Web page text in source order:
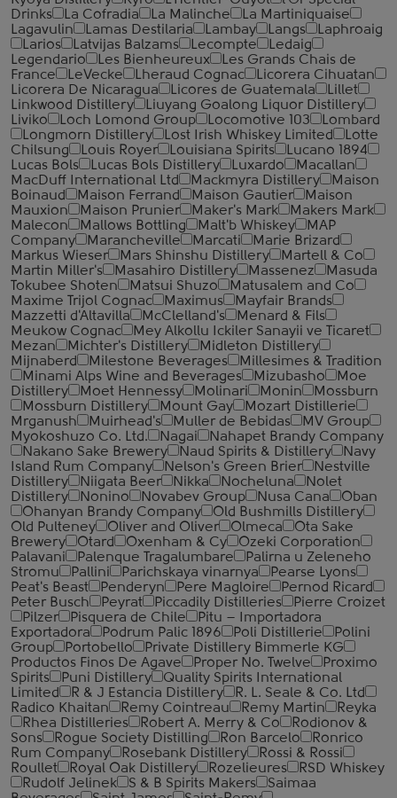
Drinks
La Cofradia La Malinche
La Martiniquaise
Lagavulin
Lamas Destilaria Lambay Langs
Laphroaig
Larios
Latvijas Balzams Lecompte
Ledaig
Legendario
Les Bienheureux
Les Grands Chais de
France
LeVecke Lheraud Cognac
Licorera Cihuatan
Licorera De Nicaragua
Licores de Guatemala
Lillet
Linkwood Distillery
Liuyang Goalong Liquor Distillery
Liviko
Loch Lomond Group Locomotive 103
Lombard
Longmorn Distillery
Lost Irish Whiskey Limited
Lotte
Chilsung
Louis Royer Louisiana Spirits
Lucano 1894
Lucas Bols
Lucas Bols Distillery Luxardo
Macallan
MacDuff International Ltd
Mackmyra Distillery
Maison
Boinaud
Maison Ferrand Maison Gautier
Maison
Mauxion
Maison Prunier Maker's Mark
Makers Mark
Malecon
Mallows Bottling Malt'b Whiskey
MAP
Company
Marancheville Marcati
Marie Brizard
Markus Wieser
Mars Shinshu Distillery
Martell & Co
Martin Miller's
Masahiro Distillery Massenez
Masuda
Tokubee Shoten
Matsui Shuzo
Matusalem and Co
Maxime Trijol Cognac
Maximus
Mayfair Brands
Mazzetti d'Altavilla
McClelland's
Menard & Fils
Meukow Cognac
Mey Alkollu Ickiler Sanayii ve Ticaret
Mezan
Michter's Distillery
Midleton Distillery
Mijnaberd
Milestone Beverages
Millesimes & Tradition
Minami Alps Wine and Beverages
Mizubasho
Moe
Distillery
Moet Hennessy Molinari Monin
Mossburn
Mossburn Distillery
Mount Gay
Mozart Distillerie
Mrganush
Muirhead's Muller de Bebidas
MV Group
Myokoshuzo Co. Ltd.
Nagai
Nahapet Brandy Company
Nakano Sake Brewery
Naud Spirits & Distillery
Navy
Island Rum Company
Nelson's Green Brier
Nestville
Distillery
Niigata Beer Nikka Nocheluna
Nolet
Distillery
Nonino Novabev Group Nusa Cana
Oban
Ohanyan Brandy Company
Old Bushmills Distillery
Old Pulteney
Oliver and Oliver Olmeca
Ota Sake
Brewery
Otard Oxenham & Cy
Ozeki Corporation
Palavani
Palenque Tragalumbare
Palirna u Zeleneho
Stromu
Pallini Parichskaya vinarnya
Pearse Lyons
Peat's Beast
Penderyn Pere Magloire
Pernod Ricard
Peter Busch
Peyrat Piccadily Distilleries
Pierre Croizet
Pilzer
Pisquera de Chile
Pitu – Importadora
Exportadora
Podrum Palic 1896 Poli Distillerie
Polini
Group
Portobello
Private Distillery Bimmerle KG
Productos Finos De Agave
Proper No. Twelve
Proximo
Spirits
Puni Distillery
Quality Spirits International
Limited
R & J Estancia Distillery
R. L. Seale & Co. Ltd
Radico Khaitan
Remy Cointreau Remy Martin
Reyka
Rhea Distilleries
Robert A. Merry & Co
Rodionov &
Sons
Rogue Society Distilling Ron Barcelo
Ronrico
Rum Company
Rosebank Distillery
Rossi & Rossi
Roullet
Royal Oak Distillery Rozelieures
RSD Whiskey
Rudolf Jelinek
S & B Spirits Makers
Saimaa